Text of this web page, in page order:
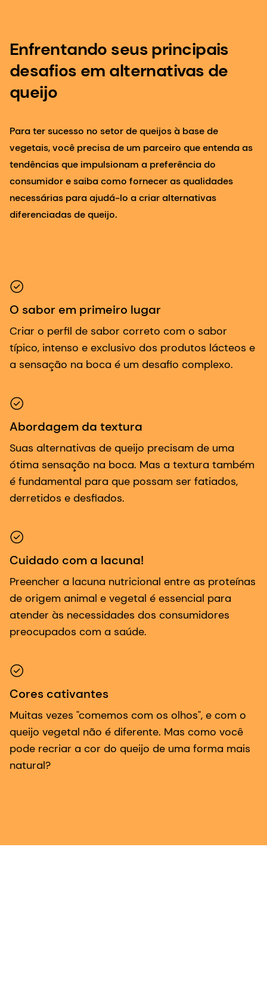
Enfrentando seus principais
desafios em alternativas de
queijo
Para ter sucesso no setor de queijos à base de
vegetais, você precisa de um parceiro que entenda as
tendências que impulsionam a preferência do
consumidor e saiba como fornecer as qualidades
necessárias para ajudá-lo a criar alternativas
diferenciadas de queijo.
O sabor em primeiro lugar
Criar o perfil de sabor correto com o sabor
típico, intenso e exclusivo dos produtos lácteos e
a sensação na boca é um desafio complexo.
Abordagem da textura
Suas alternativas de queijo precisam de uma
ótima sensação na boca. Mas a textura também
é fundamental para que possam ser fatiados,
derretidos e desfiados.
Cuidado com a lacuna!
Preencher a lacuna nutricional entre as proteínas
de origem animal e vegetal é essencial para
atender às necessidades dos consumidores
preocupados com a saúde.
Cores cativantes
Muitas vezes "comemos com os olhos", e com o
queijo vegetal não é diferente. Mas como você
pode recriar a cor do queijo de uma forma mais
natural?